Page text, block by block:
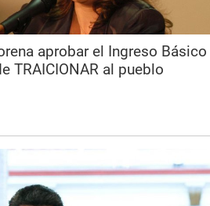
aprobar el Ingreso Básico
TRAICIONAR al pueblo